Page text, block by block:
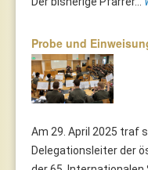
Probe und
Am 29. April 2025 traf
Delegationsleiter der